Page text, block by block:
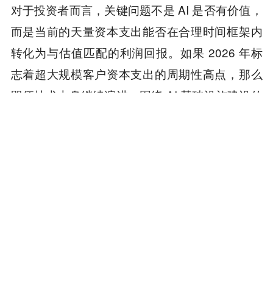
对于投资者而言，关键问题不是 AI 是否有价值，
而是当前的天量资本支出能否在合理时间框架内
转化为与估值匹配的利润回报。如果 2026 年标
志着超大规模客户资本支出的周期性高点，那么
即便技术本身继续演进，围绕 AI 基础设施建设的